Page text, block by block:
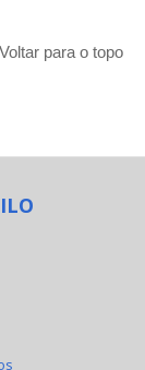
para o topo